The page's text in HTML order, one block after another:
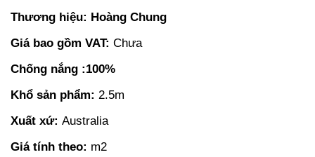
Thương hiệu: Hoàng Chung
Giá bao gồm VAT: Chưa
Chống nắng :100%
Khổ sản phẩm: 2.5m
Xuất xứ: Australia
Giá tính theo: m2